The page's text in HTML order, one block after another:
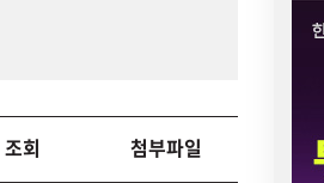
조회 첨부파일